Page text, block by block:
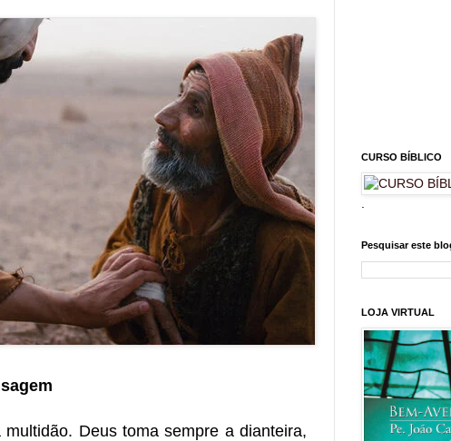
Deus toma sempre a dianteira,
CURSO BÍBLICO
Pesquisar este
LOJA VIRTUAL